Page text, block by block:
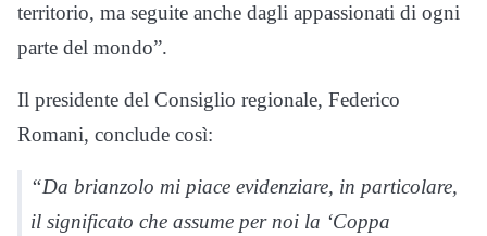
territorio, ma seguite anche dagli appassionati di ogni
parte del mondo”.
Il presidente del Consiglio regionale, Federico
Romani, conclude così:
“Da brianzolo mi piace evidenziare, in particolare,
il significato che assume per noi la ‘Coppa